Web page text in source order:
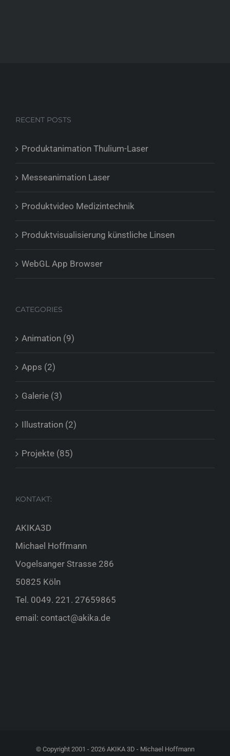
RECENT POSTS
Produktanimation Thulium-Laser
Messeanimation Laser
Produktvideo Medizintechnik
Produktvisualisierung künstliche Linsen
WebGL App Browser
CATEGORIES
Animation (9)
Apps (2)
Galerie (3)
Illustration (2)
Projekte (85)
KONTAKT:
AKIKA3D
Michael Hoffmann
Vogelsanger Strasse 286
50825 Köln
Tel. 0049. 221. 27659865
email: contact@akika.de
© Copyright 2001 - 2026 AKIKA 3D - Michael Hoffmann